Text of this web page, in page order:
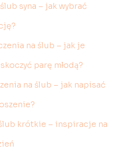
syna – jak wybrać
na ślub – jak je
parę młodą?
na ślub – jak napisać
krótkie – inspiracje na